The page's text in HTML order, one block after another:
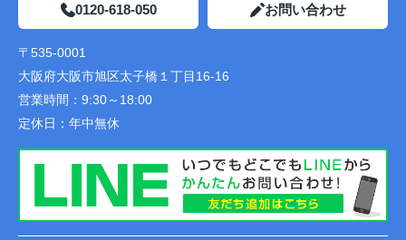
0120-618-050 お問い合わせ
〒535-0001
大阪府大阪市旭区太子橋１丁目16-16
営業時間： 9:30～18:00
定休日： 年中無休